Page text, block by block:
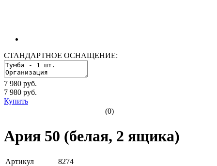
СТАНДАРТНОЕ ОСНАЩЕНИЕ:
7 980 руб.
7 980 руб.
Купить
(0)
Ария 50 (белая, 2 ящика)
Артикул
8274